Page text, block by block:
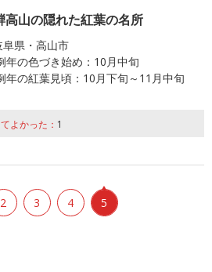
高山の隠れた紅葉の名所
阜県・高山市
年の色づき始め： 10月中旬
年の紅葉見頃： 10月下旬～11月中旬
よかった： 1
2 3 4 5